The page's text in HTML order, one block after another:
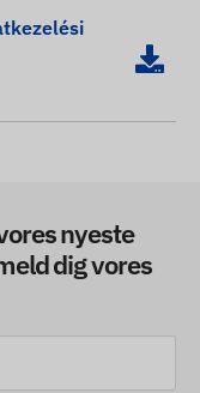
nyeste
dig vores